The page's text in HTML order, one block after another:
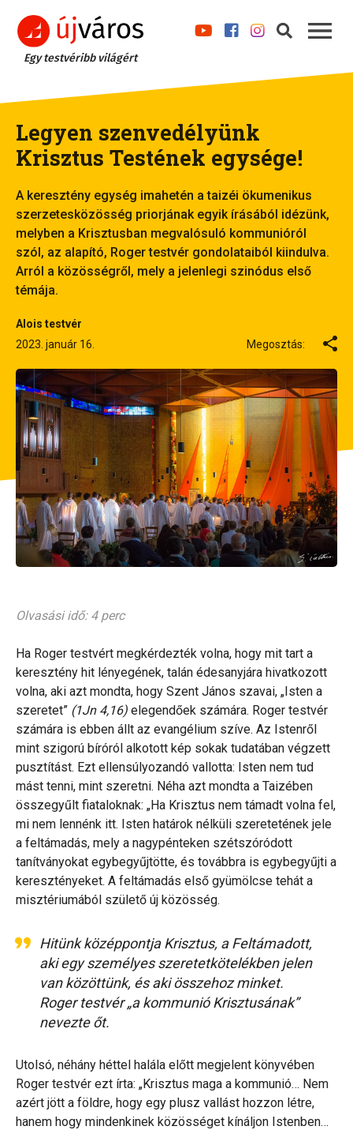
Egy testvéribb világért
Legyen szenvedélyünk
Krisztus Testének egysége!
A keresztény egység imahetén a taizéi ökumenikus
szerzetesközösség priorjának egyik írásából idézünk,
melyben a Krisztusban megvalósuló kommunióról
szól, az alapító, Roger testvér gondolataiból kiindulva.
Arról a közösségről, mely a jelenlegi szinódus első
témája.
Alois testvér
2023. január 16.
Megosztás:
Olvasási idő: 4 perc
Ha Roger testvért megkérdezték volna, hogy mit tart a
keresztény hit lényegének, talán édesanyjára hivatkozott
volna, aki azt mondta, hogy Szent János szavai, „Isten a
szeretet” (1Jn 4,16) elegendőek számára. Roger testvér
számára is ebben állt az evangélium szíve. Az Istenről
mint szigorú bíróról alkotott kép sokak tudatában végzett
pusztítást. Ezt ellensúlyozandó vallotta: Isten nem tud
mást tenni, mint szeretni. Néha azt mondta a Taizében
összegyűlt fiataloknak: „Ha Krisztus nem támadt volna fel,
mi nem lennénk itt. Isten határok nélküli szeretetének jele
a feltámadás, mely a nagypénteken szétszóródott
tanítványokat egybegyűjtötte, és továbbra is egybegyűjti a
keresztényeket. A feltámadás első gyümölcse tehát a
misztériumából születő új közösség.
Hitünk középpontja Krisztus, a Feltámadott,
aki egy személyes szeretetkötelékben jelen
van közöttünk, és aki összehoz minket.
Roger testvér „a kommunió Krisztusának”
nevezte őt.
Utolsó, néhány héttel halála előtt megjelent könyvében
Roger testvér ezt írta: „Krisztus maga a kommunió… Nem
azért jött a földre, hogy egy plusz vallást hozzon létre,
hanem hogy mindenkinek közösséget kínáljon Istenben…